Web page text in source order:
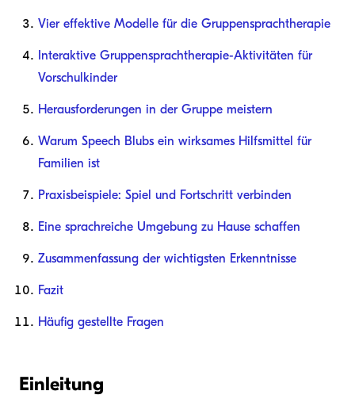
Vier effektive Modelle für die Gruppensprachtherapie
Interaktive Gruppensprachtherapie-Aktivitäten für
Vorschulkinder
Herausforderungen in der Gruppe meistern
Warum Speech Blubs ein wirksames Hilfsmittel für
Familien ist
Praxisbeispiele: Spiel und Fortschritt verbinden
Eine sprachreiche Umgebung zu Hause schaffen
Zusammenfassung der wichtigsten Erkenntnisse
Fazit
Häufig gestellte Fragen
Einleitung